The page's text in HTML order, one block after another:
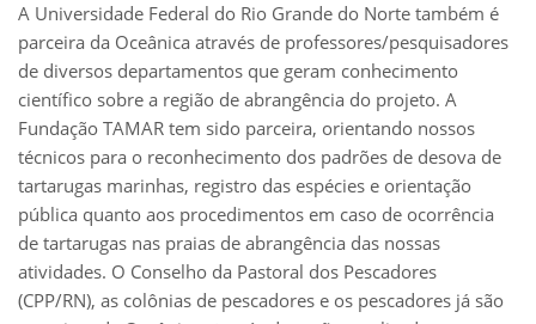
A Universidade Federal do Rio Grande do Norte também é
parceira da Oceânica através de professores/pesquisadores
de diversos departamentos que geram conhecimento
científico sobre a região de abrangência do projeto. A
Fundação TAMAR tem sido parceira, orientando nossos
técnicos para o reconhecimento dos padrões de desova de
tartarugas marinhas, registro das espécies e orientação
pública quanto aos procedimentos em caso de ocorrência
de tartarugas nas praias de abrangência das nossas
atividades. O Conselho da Pastoral dos Pescadores
(CPP/RN), as colônias de pescadores e os pescadores já são